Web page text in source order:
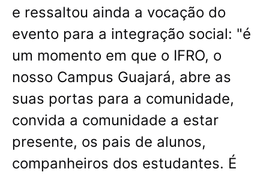
e ressaltou ainda a vocação do
evento para a integração social: "é
um momento em que o IFRO, o
nosso Campus Guajará, abre as
suas portas para a comunidade,
convida a comunidade a estar
presente, os pais de alunos,
companheiros dos estudantes. É